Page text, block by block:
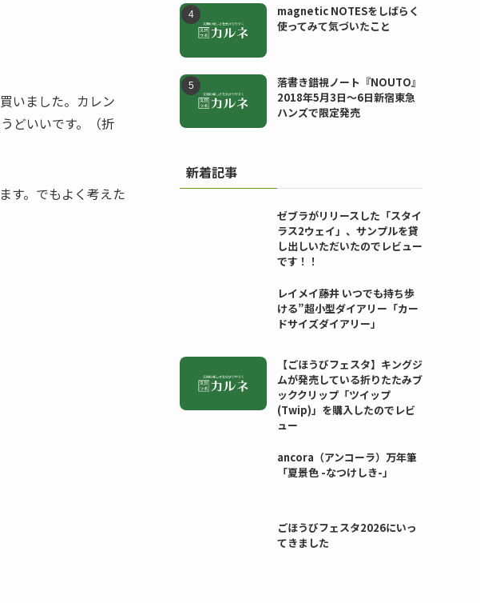
いました。カレン
どいいです。（折
す。でもよく考えた
magnetic NOTESをしばらく
使ってみて気づいたこと
落書き錯視ノート『NOUTO』
2018年5月3日〜6日新宿東急
ハンズで限定発売
新着記事
ゼブラがリリースした「スタイ
ラス2ウェイ」、サンプルを貸
し出しいただいたのでレビュー
です！！
レイメイ藤井 いつでも持ち歩
ける”超小型ダイアリー「カー
ドサイズダイアリー」
【ごほうびフェスタ】キングジ
ムが発売している折りたたみブ
ッククリップ「ツイップ
(Twip)」を購入したのでレビ
ュー
ancora（アンコーラ）万年筆
「夏景色 -なつけしき-」
ごほうびフェスタ2026にいっ
てきました